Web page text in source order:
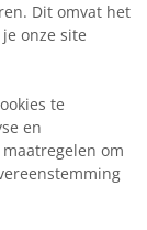
van
Dit omvat het
onze site
te
en
om